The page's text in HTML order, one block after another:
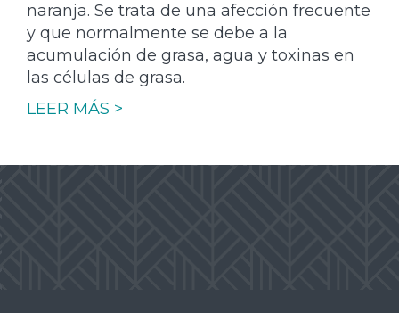
naranja. Se trata de una afección frecuente
y que normalmente se debe a la
acumulación de grasa, agua y toxinas en
las células de grasa.
LEER MÁS >